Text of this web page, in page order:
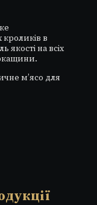
в
якості на всіх
м’ясо для